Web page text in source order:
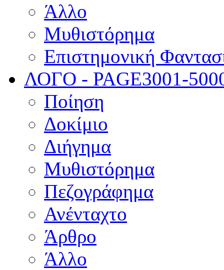
Άλλο
Μυθιστόρημα
Επιστημονική
ΛΟΓΟ - PAGE3001-
Ποίηση
Δοκίμιο
Διήγημα
Μυθιστόρημα
Πεζογράφημα
Ανένταχτο
Άρθρο
Άλλο